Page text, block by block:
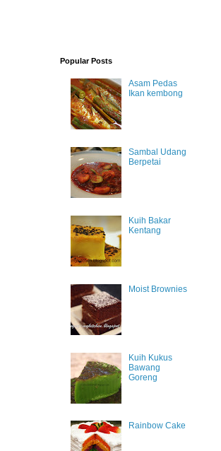
Popular Posts
Asam Pedas
Ikan kembong
Sambal Udang
Berpetai
Kuih Bakar
Kentang
Moist Brownies
Kuih Kukus
Bawang
Goreng
Rainbow Cake